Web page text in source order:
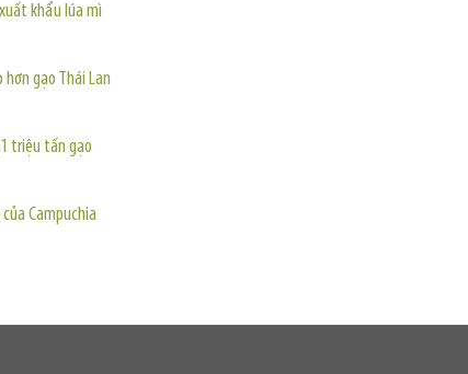
khẩu lúa mì
gạo Thái Lan
triệu tấn gạo
Campuchia